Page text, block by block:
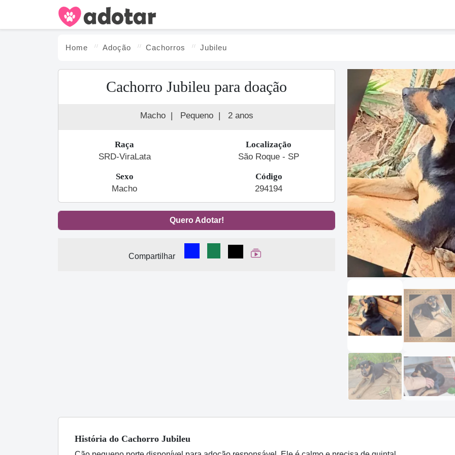
Home Adoção Cachorros Jubileu
Cachorro Jubileu para doação
Macho | Pequeno | 2 anos
Raça
SRD-ViraLata
Localização
São Roque - SP
Sexo
Macho
Código
294194
Quero Adotar!
Compartilhar
Compartilhar no Facebook
Compartilhar no WhatsApp
Compartilhar
Ver Web Story
Previous
História do Cachorro Jubileu